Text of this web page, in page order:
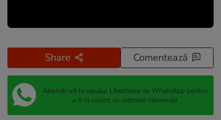
Share Comentează
Abonați-vă la canalul Libertatea de WhatsApp pentru
a fi la curent cu ultimele informații